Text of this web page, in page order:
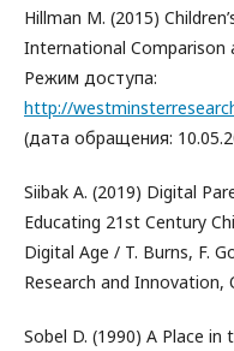
Hillman M. (2015)
International Comparison
Режим доступа:
http://
(дата обращения:
Siibak A. (2019) Digital
Educating 21st Century
Digital Age / T. Burns, F.
Research and Innovation,
Sobel D. (1990) A Place